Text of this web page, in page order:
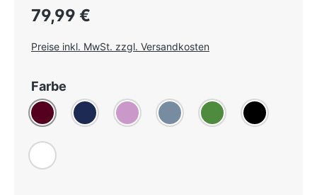
Regulärer Preis:
79,99 €
Preise inkl. MwSt. zzgl. Versandkosten
Farbe
Bordeaux DunkelblauFlieder
(Diese Option ist zurzeit nicht verfügbar.)
Graublau Grün Schwarz
Weiß
(Diese Option ist zurzeit nicht verfügbar.)